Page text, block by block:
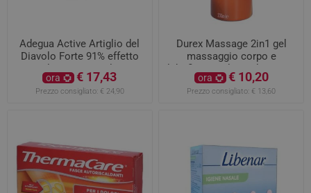
Adegua Active Artiglio del
Diavolo Forte 91% effetto
lenitivo 500ml
ora € 17,43
Prezzo consigliato: € 24,90
Durex Massage 2in1 gel
massaggio corpo e
lubrificante Ylang Ylang 200
ml
ora € 10,20
Prezzo consigliato: € 13,60